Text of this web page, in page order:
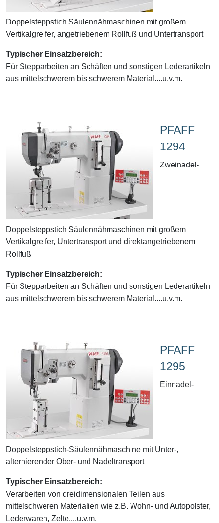
Doppelsteppstich Säulennähmaschinen mit großem
Vertikalgreifer, angetriebenem Rollfuß und Untertransport
Typischer Einsatzbereich:
Für Stepparbeiten an Schäften und sonstigen Lederartikeln
aus mittelschwerem bis schwerem Material....u.v.m.
PFAFF
1294
Zweinadel-
Doppelsteppstich Säulennähmaschinen mit großem
Vertikalgreifer, Untertransport und direktangetriebenem
Rollfuß
Typischer Einsatzbereich:
Für Stepparbeiten an Schäften und sonstigen Lederartikeln
aus mittelschwerem bis schwerem Material....u.v.m.
PFAFF
1295
Einnadel-
Doppelsteppstich-Säulennähmaschine mit Unter-,
alternierender Ober- und Nadeltransport
Typischer Einsatzbereich:
Verarbeiten von dreidimensionalen Teilen aus
mittelschweren Materialien wie z.B. Wohn- und Autopolster,
Lederwaren, Zelte....u.v.m.